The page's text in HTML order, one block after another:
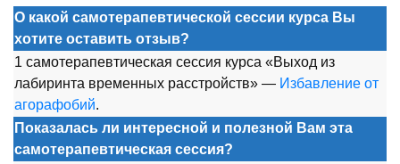
О какой самотерапевтической сессии курса Вы
хотите оставить отзыв?
1 самотерапевтическая сессия курса «Выход из
лабиринта временных расстройств» — Избавление от
агорафобий.
Показалась ли интересной и полезной Вам эта
самотерапевтическая сессия?